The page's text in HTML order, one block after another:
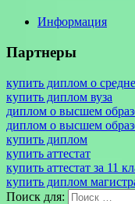
Информация
Партнеры
купить диплом о
купить диплом вуза
диплом о высшем
диплом о высшем
купить диплом
купить аттестат
купить аттестат за 11
купить диплом
Поиск для: